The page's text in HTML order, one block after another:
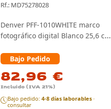
Rf.: MD75278028
Denver PFF-1010WHITE marco
fotográfico digital Blanco 25,6 cm
Bajo Pedido
82,96 €
Incluido (IVA 21%)
Bajo pedido: 4-8 días laborables ·
consultar